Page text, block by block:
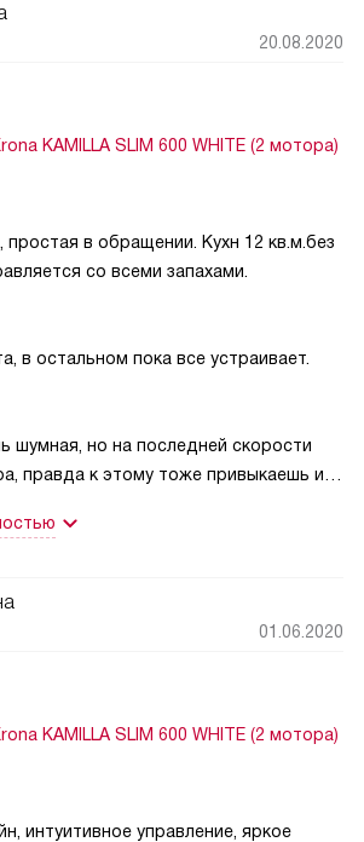
20.08.2020
KAMILLA SLIM 600 WHITE (2 мотора)
простая в обращении. Кухн 12 кв.м.без
со всеми запахами.
в остальном пока все устраивает.
шумная, но на последней скорости
правда к этому тоже привыкаешь и
даже от самых ядреных запахов
01.06.2020
KAMILLA SLIM 600 WHITE (2 мотора)
интуитивное управление, яркое